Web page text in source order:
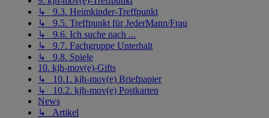
↳ 9.3. Heimkinder-Treffpunkt
↳ 9.5. Treffpunkt für JederMann/Frau
↳ 9.6. Ich suche nach ...
↳ 9.7. Fachgruppe Unterhalt
↳ 9.8. Spiele
10. kjh-mov(e)-Gifts
↳ 10.1. kjh-mov(e) Briefpapier
↳ 10.2. kjh-mov(e) Postkarten
News
↳ Artikel